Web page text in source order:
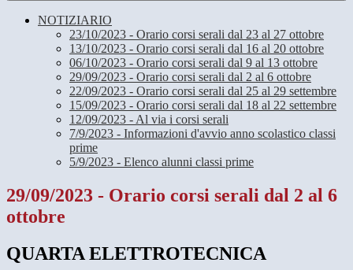
NOTIZIARIO
23/10/2023 - Orario corsi serali dal 23 al 27 ottobre
13/10/2023 - Orario corsi serali dal 16 al 20 ottobre
06/10/2023 - Orario corsi serali dal 9 al 13 ottobre
29/09/2023 - Orario corsi serali dal 2 al 6 ottobre
22/09/2023 - Orario corsi serali dal 25 al 29 settembre
15/09/2023 - Orario corsi serali dal 18 al 22 settembre
12/09/2023 - Al via i corsi serali
7/9/2023 - Informazioni d'avvio anno scolastico classi
prime
5/9/2023 - Elenco alunni classi prime
29/09/2023 - Orario corsi serali dal 2 al 6
ottobre
QUARTA ELETTROTECNICA